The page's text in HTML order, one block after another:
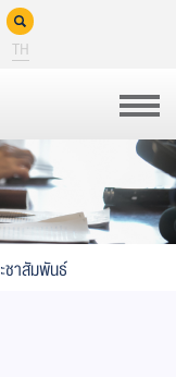
TH
ชาสัมพันธ์